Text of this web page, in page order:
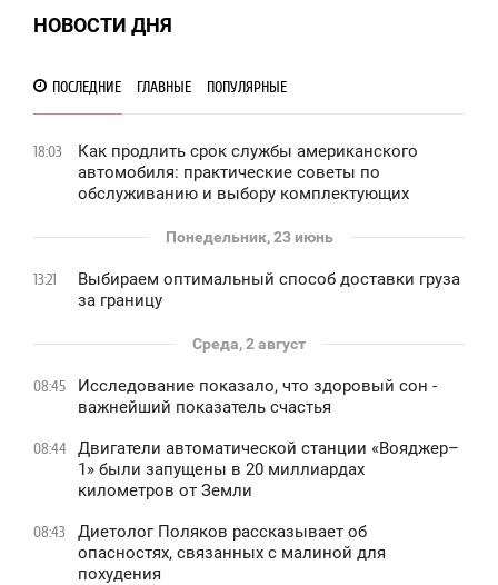
НОВОСТИ ДНЯ
ПОСЛЕДНИЕ ГЛАВНЫЕ ПОПУЛЯРНЫЕ
18:03
Как продлить срок службы американского
автомобиля: практические советы по
обслуживанию и выбору комплектующих
Понедельник, 23 июнь
13:21
Выбираем оптимальный способ доставки груза
за границу
Среда, 2 август
08:45
Исследование показало, что здоровый сон -
важнейший показатель счастья
08:44
Двигатели автоматической станции «Вояджер–
1» были запущены в 20 миллиардах
километров от Земли
08:43
Диетолог Поляков рассказывает об
опасностях, связанных с малиной для
похудения